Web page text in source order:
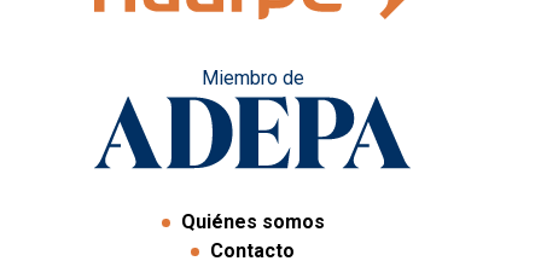
Miembro de
Quiénes somos
Contacto